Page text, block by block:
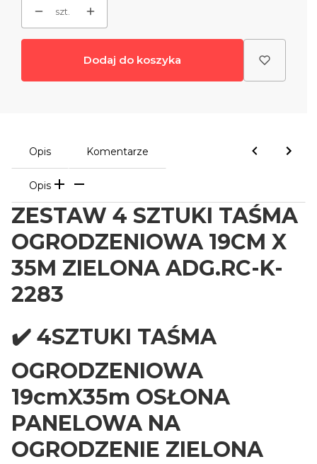
szt.
Dodaj do koszyka
Opis Komentarze
Opis
ZESTAW 4 SZTUKI TAŚMA
OGRODZENIOWA 19CM X
35M ZIELONA ADG.RC-K-
2283
✔️ 4SZTUKI TAŚMA
OGRODZENIOWA
19cmX35m OSŁONA
PANELOWA NA
OGRODZENIE ZIELONA